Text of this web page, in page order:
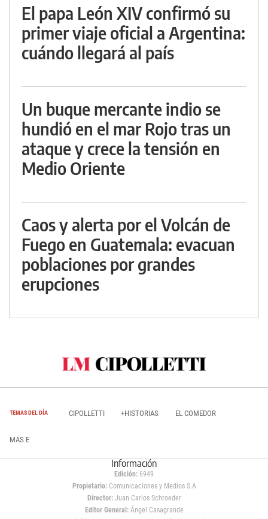
El papa León XIV confirmó su
primer viaje oficial a Argentina:
cuándo llegará al país
Un buque mercante indio se
hundió en el mar Rojo tras un
ataque y crece la tensión en
Medio Oriente
Caos y alerta por el Volcán de
Fuego en Guatemala: evacuan
poblaciones por grandes
erupciones
TEMAS DEL DÍA CIPOLLETTI +HISTORIAS EL COMEDOR
MAS E
Información
Edición: 6949
Propietario:Comunicaciones y Medios S.A
Director: Juan Carlos Schroeder
Editor General:Ángel Casagrande